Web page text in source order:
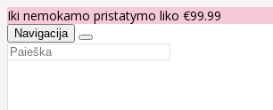
Iki nemokamo pristatymo liko €99.99
Navigacija